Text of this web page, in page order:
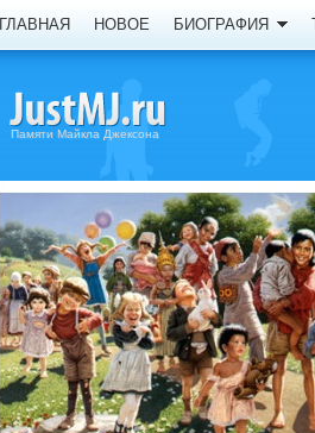
ГЛАВНАЯ НОВОЕ БИОГРАФИЯ
Памяти Майкла Джексона